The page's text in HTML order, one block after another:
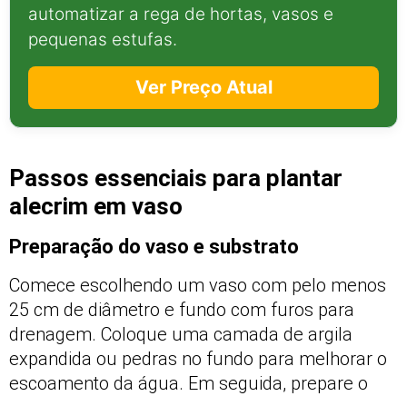
automatizar a rega de hortas, vasos e
pequenas estufas.
Ver Preço Atual
Passos essenciais para plantar
alecrim em vaso
Preparação do vaso e substrato
Comece escolhendo um vaso com pelo menos
25 cm de diâmetro e fundo com furos para
drenagem. Coloque uma camada de argila
expandida ou pedras no fundo para melhorar o
escoamento da água. Em seguida, prepare o